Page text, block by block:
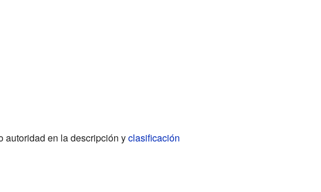
autoridad en la descripción yclasificación